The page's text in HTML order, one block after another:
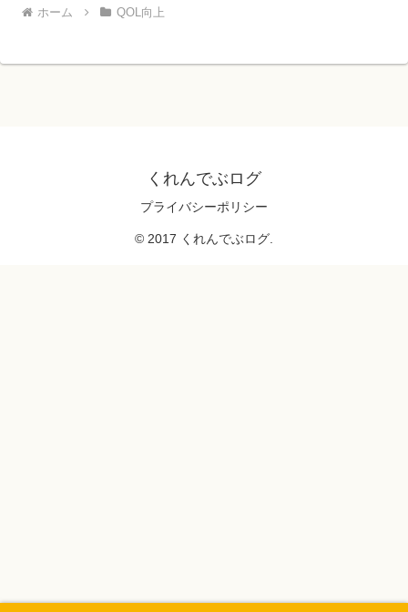
ホーム QOL向上
くれんでぶログ
プライバシーポリシー
© 2017 くれんでぶログ.